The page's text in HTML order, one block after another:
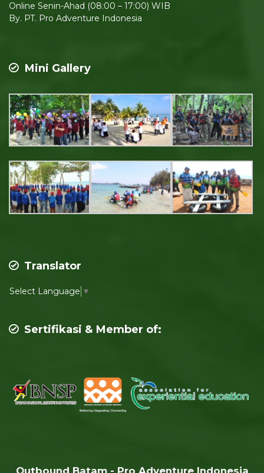
Online Senin-Ahad (08:00 – 17:00) WIB
By. PT. Pro Adventure Indonesia
Mini Gallery
Translator
Select Language ▼
Sertifikasi & Member of: